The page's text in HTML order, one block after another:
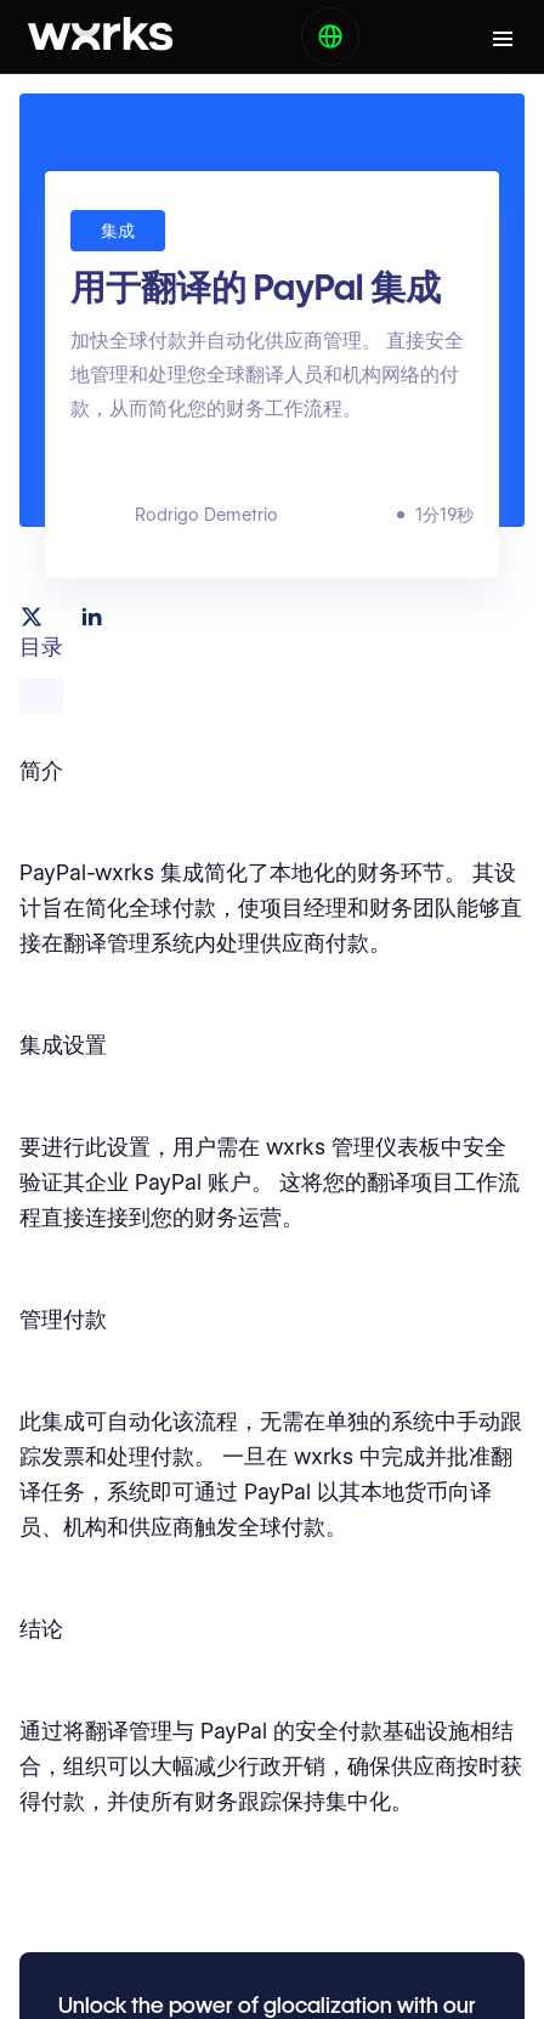
集成
用于翻译的 PayPal 集成
加快全球付款并自动化供应商管理。 直接安全
地管理和处理您全球翻译人员和机构网络的付
款，从而简化您的财务工作流程。
Rodrigo Demetrio 1分19秒
目录
简介
PayPal-wxrks 集成简化了本地化的财务环节。 其设
计旨在简化全球付款，使项目经理和财务团队能够直
接在翻译管理系统内处理供应商付款。
集成设置
要进行此设置，用户需在 wxrks 管理仪表板中安全
验证其企业 PayPal 账户。 这将您的翻译项目工作流
程直接连接到您的财务运营。
管理付款
此集成可自动化该流程，无需在单独的系统中手动跟
踪发票和处理付款。 一旦在 wxrks 中完成并批准翻
译任务，系统即可通过 PayPal 以其本地货币向译
员、机构和供应商触发全球付款。
结论
通过将翻译管理与 PayPal 的安全付款基础设施相结
合，组织可以大幅减少行政开销，确保供应商按时获
得付款，并使所有财务跟踪保持集中化。
Unlock the power of glocalization with our